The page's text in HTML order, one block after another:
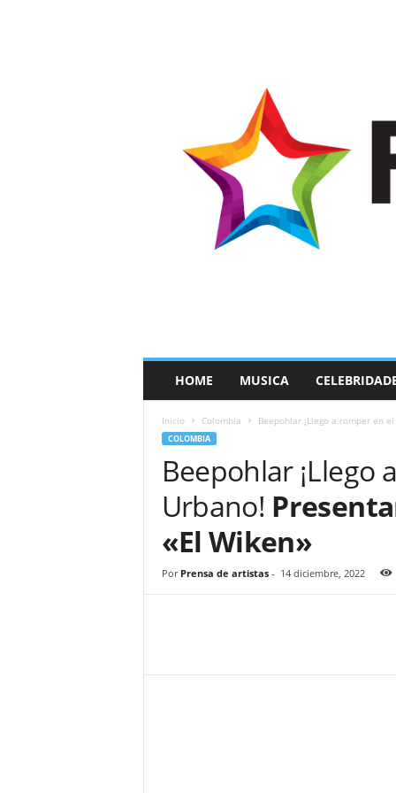
a
HOME MUSICA
Inicio Colombia Beepohlar ¡Llego a romper en
COLOMBIA
Beepohlar ¡Llego
Urbano!
«El Wiken»
Por Prensa de artistas- 14 diciembre, 2022